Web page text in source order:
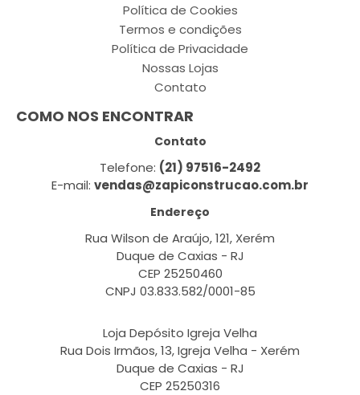
Política de Cookies
Termos e condições
Política de Privacidade
Nossas Lojas
Contato
COMO NOS ENCONTRAR
Contato
Telefone: (21) 97516-2492
E-mail: vendas@zapiconstrucao.com.br
Endereço
Rua Wilson de Araújo, 121, Xerém
Duque de Caxias - RJ
CEP 25250460
CNPJ 03.833.582/0001-85
Loja Depósito Igreja Velha
Rua Dois Irmãos, 13, Igreja Velha - Xerém
Duque de Caxias - RJ
CEP 25250316